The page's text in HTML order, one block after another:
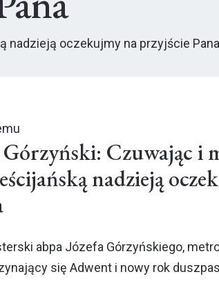
nadzieją oczekujmy na przyjście Pana
Czuwając i
nadzieją
abpa Józefa Górzyńskiego,
się Adwent i nowy rok